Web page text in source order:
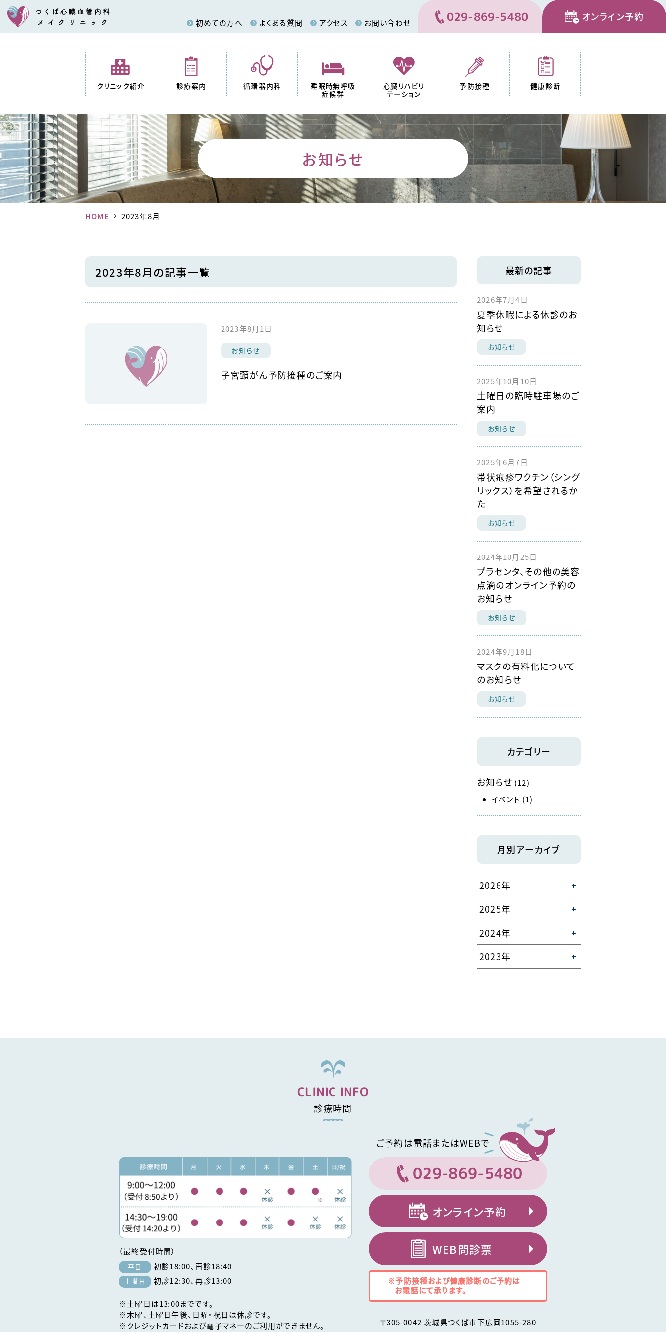
初めての方へ よくある質問 アクセス お問い合わせ 029-869-5480 オンライン予約
クリニック紹介 診療案内 循環器内科
睡眠時無呼吸
症候群
心臓リハビリ
テーション
予防接種 健康診断
お知らせ
HOME 2023年8月
2023年8月の記事一覧
2023年8月1日
お知らせ
子宮頸がん予防接種のご案内
最新の記事
2026年7月4日
夏季休暇による休診のお
知らせ
お知らせ
2025年10月10日
土曜日の臨時駐車場のご
案内
お知らせ
2025年6月7日
帯状疱疹ワクチン（シング
リックス）を希望されるか
た
お知らせ
2024年10月25日
プラセンタ、その他の美容
点滴のオンライン予約の
お知らせ
お知らせ
2024年9月18日
マスクの有料化について
のお知らせ
お知らせ
カテゴリー
お知らせ (12)
イベント (1)
月別アーカイブ
2026年
2025年
2024年
2023年
CLINIC INFO
診療時間
（最終受付時間）
平日 初診18:00、再診18:40
土曜日 初診12:30、再診13:00
※土曜日は13:00までです。
※木曜、土曜日午後、日曜・祝日は休診です。
※クレジットカードおよび電子マネーのご利用ができません。
ご予約は電話またはWEBで
029-869-5480
オンライン予約
WEB問診票
※予防接種および健康診断のご予約は
お電話にて承ります。
〒305-0042 茨城県つくば市下広岡1055-280